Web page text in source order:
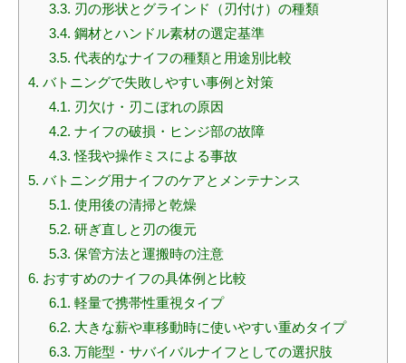
3.3. 刃の形状とグラインド（刃付け）の種類
3.4. 鋼材とハンドル素材の選定基準
3.5. 代表的なナイフの種類と用途別比較
4. バトニングで失敗しやすい事例と対策
4.1. 刃欠け・刃こぼれの原因
4.2. ナイフの破損・ヒンジ部の故障
4.3. 怪我や操作ミスによる事故
5. バトニング用ナイフのケアとメンテナンス
5.1. 使用後の清掃と乾燥
5.2. 研ぎ直しと刃の復元
5.3. 保管方法と運搬時の注意
6. おすすめのナイフの具体例と比較
6.1. 軽量で携帯性重視タイプ
6.2. 大きな薪や車移動時に使いやすい重めタイプ
6.3. 万能型・サバイバルナイフとしての選択肢